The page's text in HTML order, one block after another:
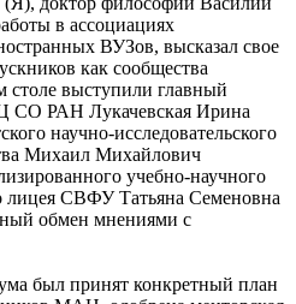
в ассоциациях
ВУЗов, высказал свое
как сообщества
столе выступили главный
СО РАН Лукачевская Ирина
научно-исследовательского
Михаил Михайлович
учебно-научного
лицея СВФУ Татьяна Семеновна
обмен мнениями с
был принят конкретный план